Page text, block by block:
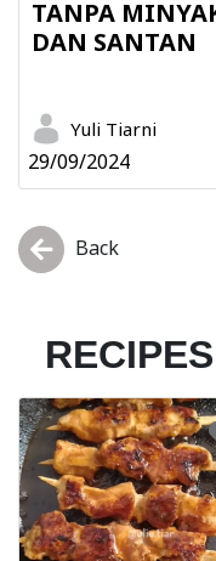
TANPA
DAN SANTAN
Yuli Tiarni
29/09/2024
Back